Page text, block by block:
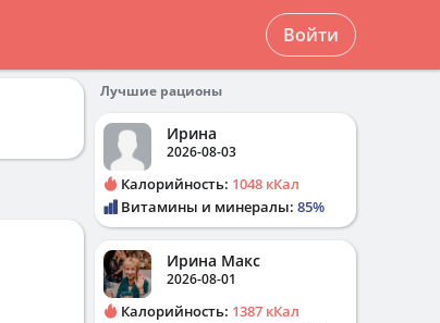
Войти
Лучшие рационы
Ирина
2026-08-03
Калорийность: 1048 кКал
Витамины и минералы: 85%
Ирина Макс
2026-08-01
Калорийность: 1387 кКал